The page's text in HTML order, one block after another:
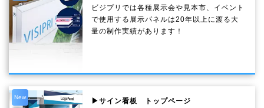
ビジプリでは各種展示会や見本市、イベント
で使用する展示パネルは20年以上に渡る大
量の制作実績があります！
New
▶サイン看板 トップページ